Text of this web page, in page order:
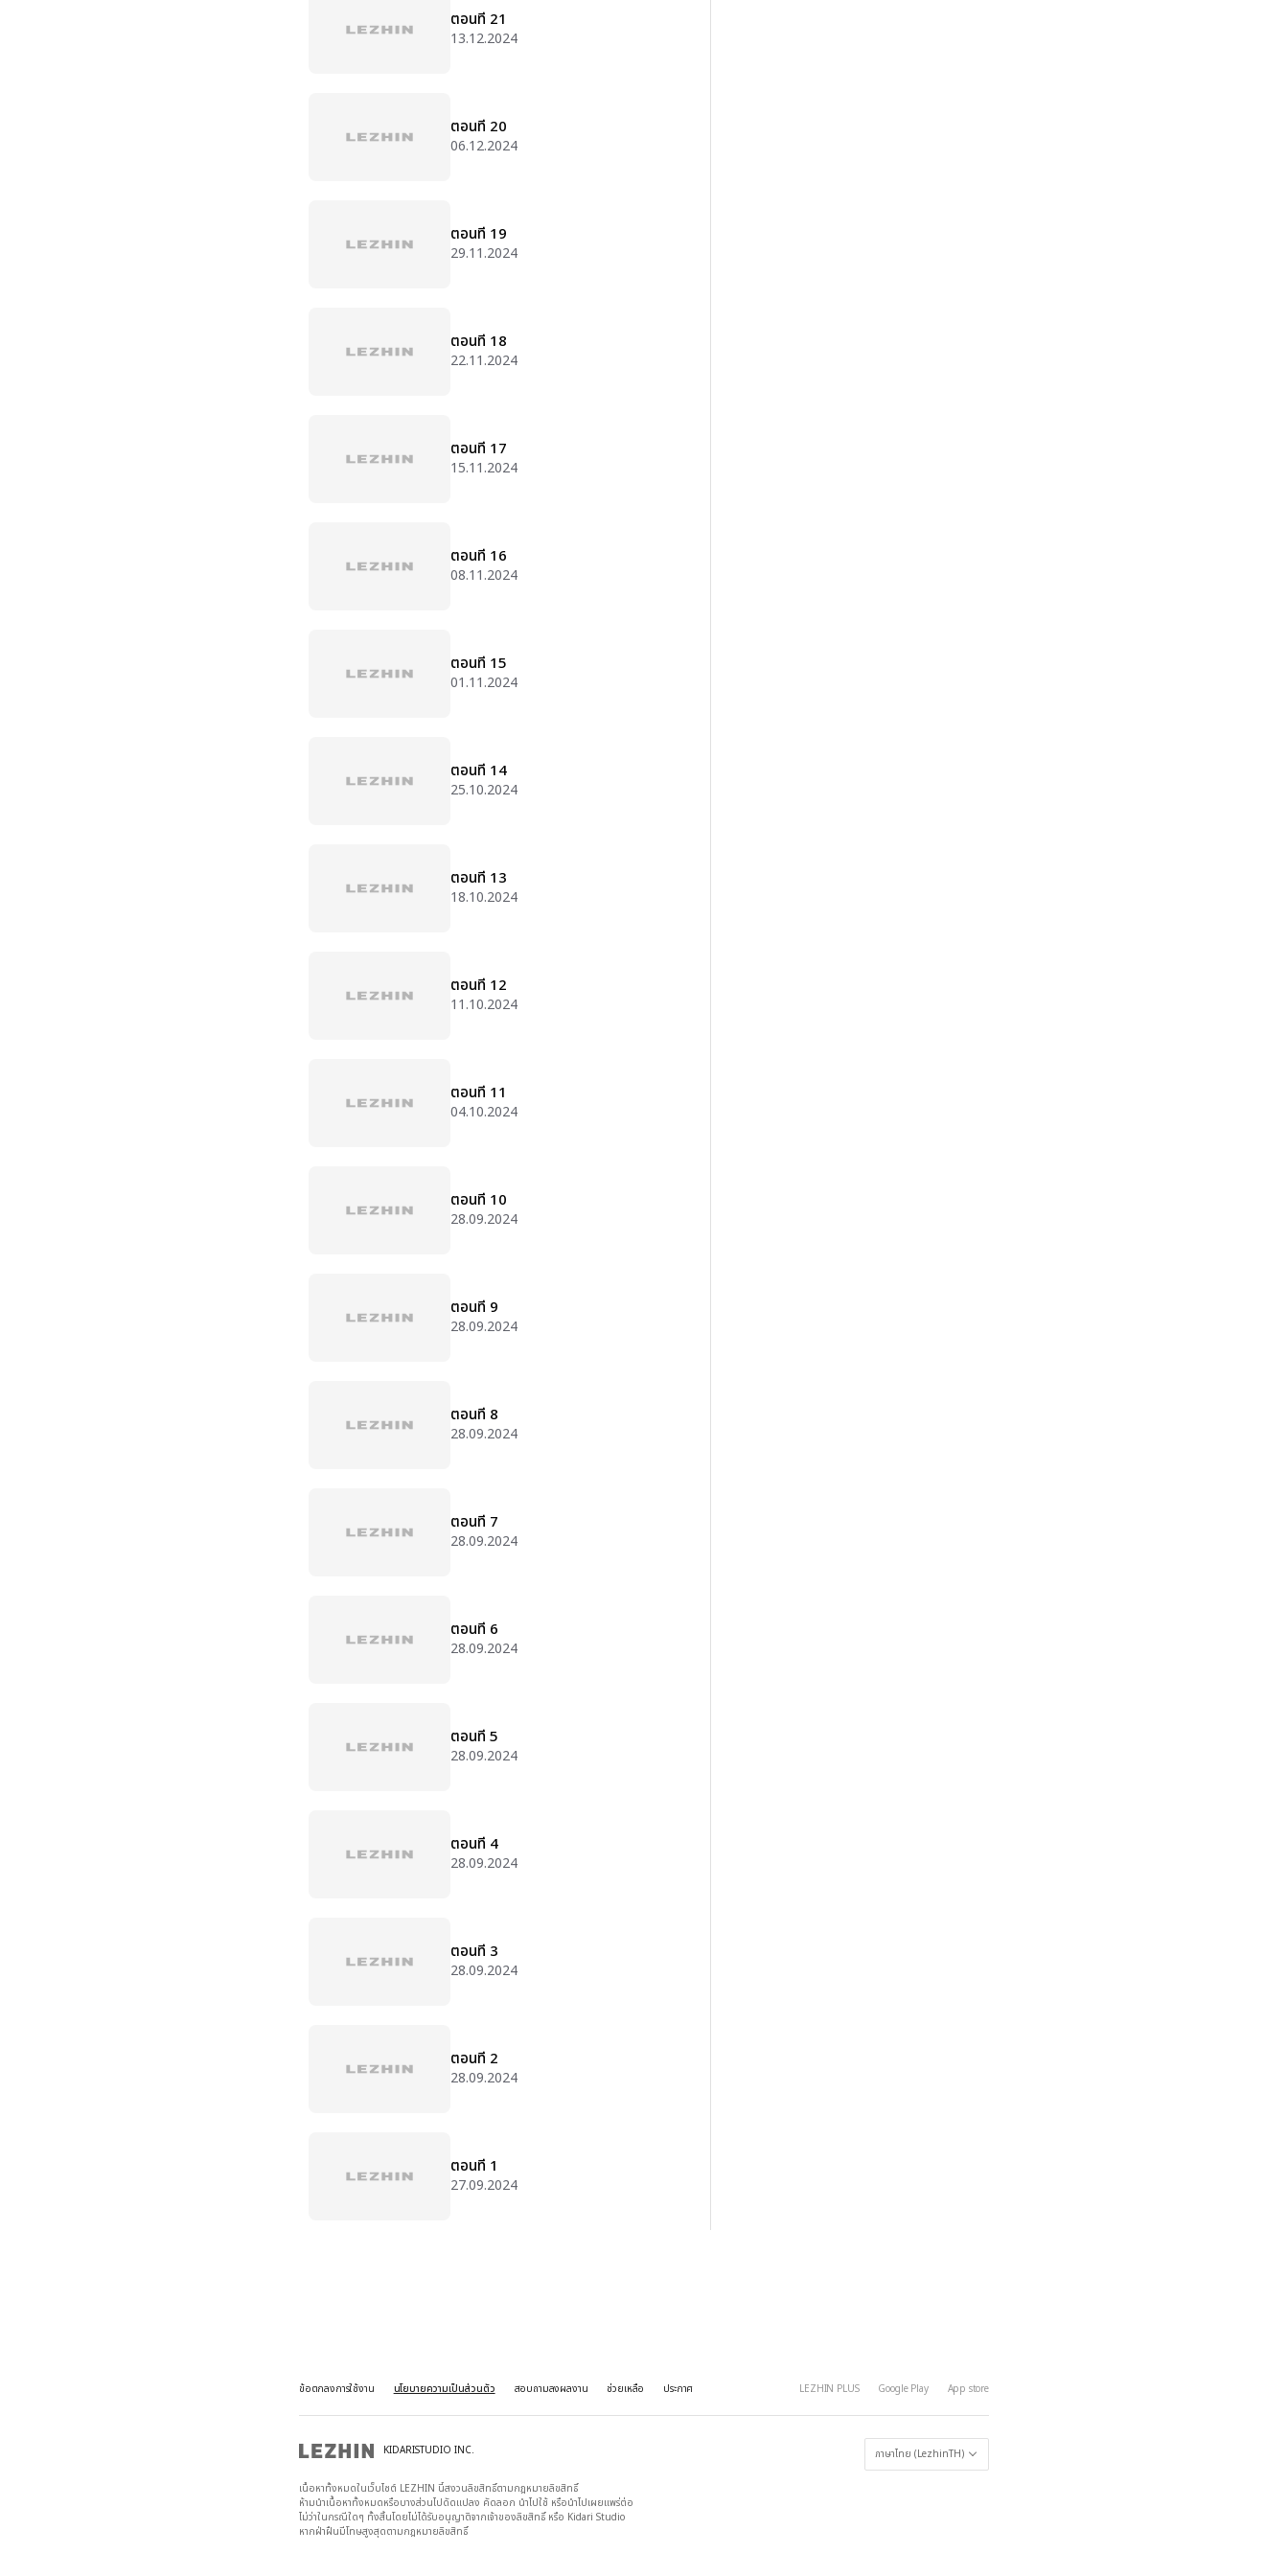
ตอนที่ 21
13.12.2024
ตอนที่ 20
06.12.2024
ตอนที่ 19
29.11.2024
ตอนที่ 18
22.11.2024
ตอนที่ 17
15.11.2024
ตอนที่ 16
08.11.2024
ตอนที่ 15
01.11.2024
ตอนที่ 14
25.10.2024
ตอนที่ 13
18.10.2024
ตอนที่ 12
11.10.2024
ตอนที่ 11
04.10.2024
ตอนที่ 10
28.09.2024
ตอนที่ 9
28.09.2024
ตอนที่ 8
28.09.2024
ตอนที่ 7
28.09.2024
ตอนที่ 6
28.09.2024
ตอนที่ 5
28.09.2024
ตอนที่ 4
28.09.2024
ตอนที่ 3
28.09.2024
ตอนที่ 2
28.09.2024
ตอนที่ 1
27.09.2024
ข้อตกลงการใช้งาน นโยบายความเป็นส่วนตัว สอบถามลงผลงาน ช่วยเหลือ ประกาศ LEZHIN PLUS Google Play App store
ภาษาไทย (LezhinTH)
KIDARISTUDIO INC.
เนื้อหาทั้งหมดในเว็บไซต์ LEZHIN นี้สงวนลิขสิทธิ์ตามกฎหมายลิขสิทธิ์
ห้ามนำเนื้อหาทั้งหมดหรือบางส่วนไปดัดแปลง คัดลอก นำไปใช้ หรือนำไปเผยแพร่ต่อ
ไม่ว่าในกรณีใดๆ ทั้งสิ้นโดยไม่ได้รับอนุญาติจากเจ้าของลิขสิทธิ์ หรือ Kidari Studio
หากฝ่าฝืนมีโทษสูงสุดตามกฎหมายลิขสิทธิ์